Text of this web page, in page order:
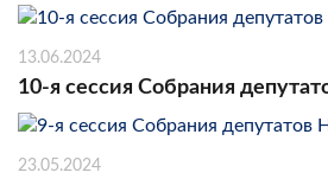
13.06.2024
10-я сессия Собрания
23.05.2024